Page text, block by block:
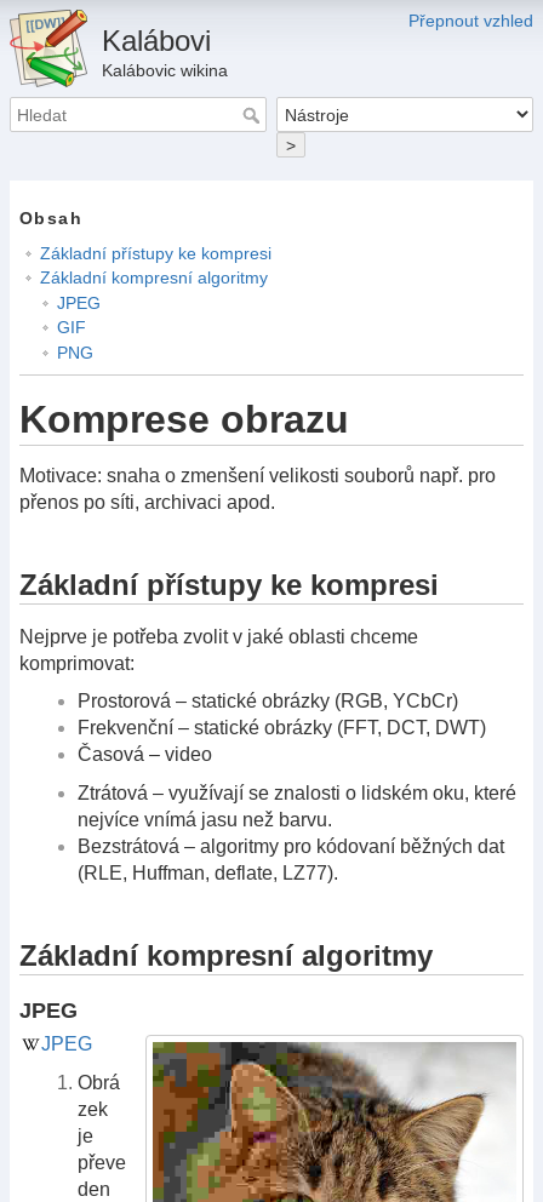
Přepnout vzhled
Kalábovi
Kalábovic wikina
>
Obsah
Základní přístupy ke kompresi
Základní kompresní algoritmy
JPEG
GIF
PNG
Komprese obrazu
Motivace: snaha o zmenšení velikosti souborů např. pro
přenos po síti, archivaci apod.
Základní přístupy ke kompresi
Nejprve je potřeba zvolit v jaké oblasti chceme
komprimovat:
Prostorová – statické obrázky (RGB, YCbCr)
Frekvenční – statické obrázky (FFT, DCT, DWT)
Časová – video
Ztrátová – využívají se znalosti o lidském oku, které
nejvíce vnímá jasu než barvu.
Bezstrátová – algoritmy pro kódovaní běžných dat
(RLE, Huffman, deflate, LZ77).
Základní kompresní algoritmy
JPEG
JPEG
Obrá
zek
je
převe
den